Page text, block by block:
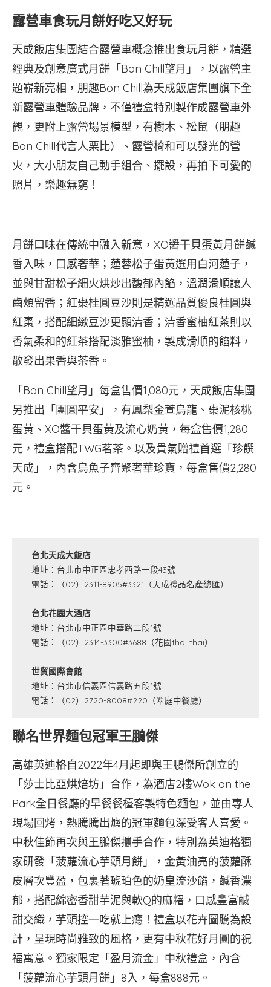
露營車食玩月餅好吃又好玩
天成飯店集團結合露營車概念推出食玩月餅，精選
經典及創意廣式月餅「Bon Chill望月」，以露營主
題嶄新亮相，朋趣Bon Chill為天成飯店集團旗下全
新露營車體驗品牌，不僅禮盒特別製作成露營車外
觀，更附上露營場景模型，有樹木、松鼠（朋趣
Bon Chill代言人栗比）、露營椅和可以發光的營
火，大小朋友自己動手組合、擺設，再拍下可愛的
照片，樂趣無窮！
月餅口味在傳統中融入新意，XO醬干貝蛋黃月餅鹹
香入味，口感奢華；蓮蓉松子蛋黃選用白河蓮子，
並與甘甜松子細火烘炒出馥郁內餡，溫潤滑順讓人
齒頰留香；紅棗桂圓豆沙則是精選品質優良桂圓與
紅棗，搭配細緻豆沙更顯清香；清香蜜柚紅茶則以
香氣柔和的紅茶搭配淡雅蜜柚，製成滑順的餡料，
散發出果香與茶香。
「Bon Chill望月」每盒售價1,080元，天成飯店集團
另推出「團圓平安」，有鳳梨金萱烏龍、棗泥核桃
蛋黃、XO醬干貝蛋黃及流心奶黃，每盒售價1,280
元，禮盒搭配TWG茗茶。以及貴氣贈禮首選「珍饌
天成」，內含烏魚子齊聚奢華珍寶，每盒售價2,280
元。
台北天成大飯店
地址：台北市中正區忠孝西路一段43號
電話：（02）2311-8905#3321（天成禮品名產總匯）
台北花園大酒店
地址：台北市中正區中華路二段1號
電話：（02）2314-3300#3688（花園thai thai）
世貿國際會館
地址：台北市信義區信義路五段1號
電話：（02）2720-8008#220（翠庭中餐廳）
聯名世界麵包冠軍王鵬傑
高雄英迪格自2022年4月起即與王鵬傑所創立的
「莎士比亞烘焙坊」合作，為酒店2樓Wok on the
Park全日餐廳的早餐餐檯客製特色麵包，並由專人
現場回烤，熱騰騰出爐的冠軍麵包深受客人喜愛。
中秋佳節再次與王鵬傑攜手合作，特別為英迪格獨
家研發「菠蘿流心芋頭月餅」，金黃油亮的菠蘿酥
皮層次豐盈，包裹著琥珀色的奶皇流沙餡，鹹香濃
郁，搭配綿密香甜芋泥與軟Q的麻糬，口感豐富鹹
甜交織，芋頭控一吃就上癮！禮盒以花卉圖騰為設
計，呈現時尚雅致的風格，更有中秋花好月圓的祝
福寓意。獨家限定「盈月流金」中秋禮盒，內含
「菠蘿流心芋頭月餅」8入，每盒888元。